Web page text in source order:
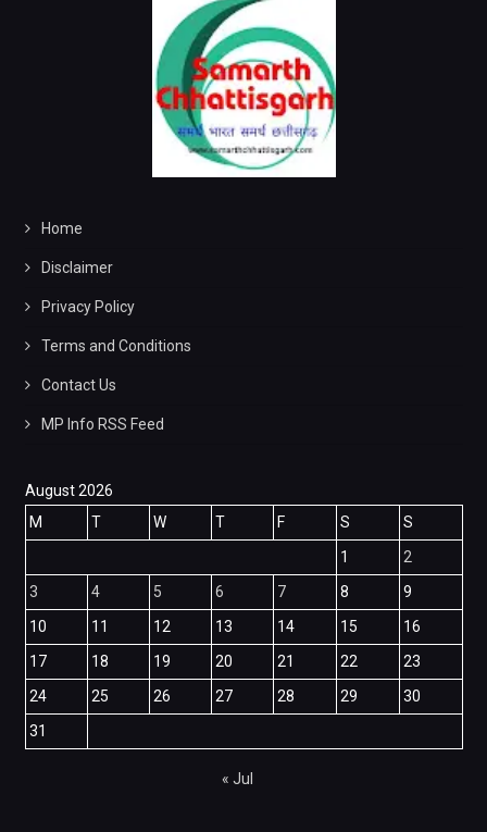
Home
Disclaimer
Privacy Policy
Terms and Conditions
Contact Us
MP Info RSS Feed
August 2026
M
T W T F S
S
1
2
3
4 5 6 7 8
9
10
11 12 13 14 15
16
17
18 19 20 21 22
23
24
25 26 27 28 29
30
31
« Jul